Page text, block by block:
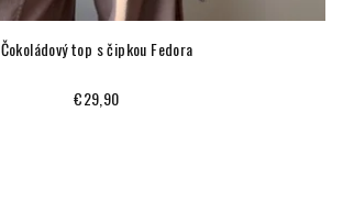
Čokoládový top s čipkou Fedora
€29,90